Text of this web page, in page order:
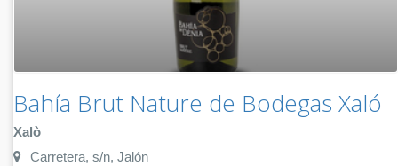
Bahía Brut Nature de Bodegas Xaló
Xalò
Carretera, s/n, Jalón